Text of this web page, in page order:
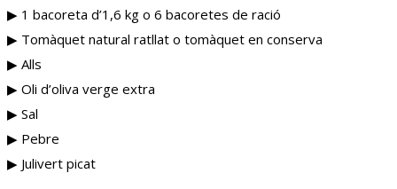
▶︎ 1 bacoreta d’1,6 kg o 6 bacoretes de ració
▶︎ Tomàquet natural ratllat o tomàquet en conserva
▶︎ Alls
▶︎ Oli d’oliva verge extra
▶︎ Sal
▶︎ Pebre
▶︎ Julivert picat